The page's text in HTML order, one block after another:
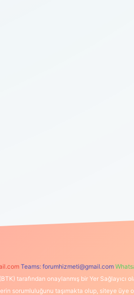
Teams: forumhizmeti@gmail.com
tarafından onaylanmış bir Yer
sorumluluğunu taşımakta olup, siteye